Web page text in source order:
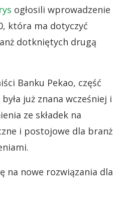
ogłosili wprowadzenie
która ma dotyczyć
dotkniętych drugą
Banku Pekao, część
już znana wcześniej i
ze składek na
i postojowe dla branż
na nowe rozwiązania dla